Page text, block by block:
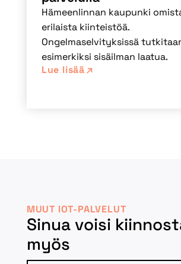
Hämeenlinnan kaupunki
erilaista kiinteistöä.
Ongelmaselvityksissä
esimerkiksi sisäilman laatua.
Lue lisää
MUUT IOT-PALVELUT
Sinua voisi
myös